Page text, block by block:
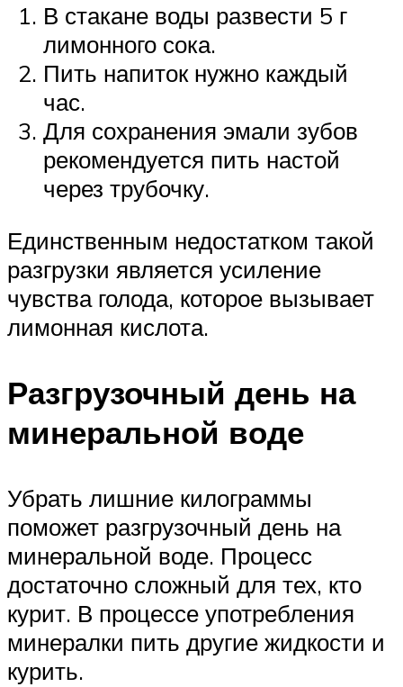
В стакане воды развести 5 г
лимонного сока.
Пить напиток нужно каждый
час.
Для сохранения эмали зубов
рекомендуется пить настой
через трубочку.
Единственным недостатком такой
разгрузки является усиление
чувства голода, которое вызывает
лимонная кислота.
Разгрузочный день на
минеральной воде
Убрать лишние килограммы
поможет разгрузочный день на
минеральной воде. Процесс
достаточно сложный для тех, кто
курит. В процессе употребления
минералки пить другие жидкости и
курить.